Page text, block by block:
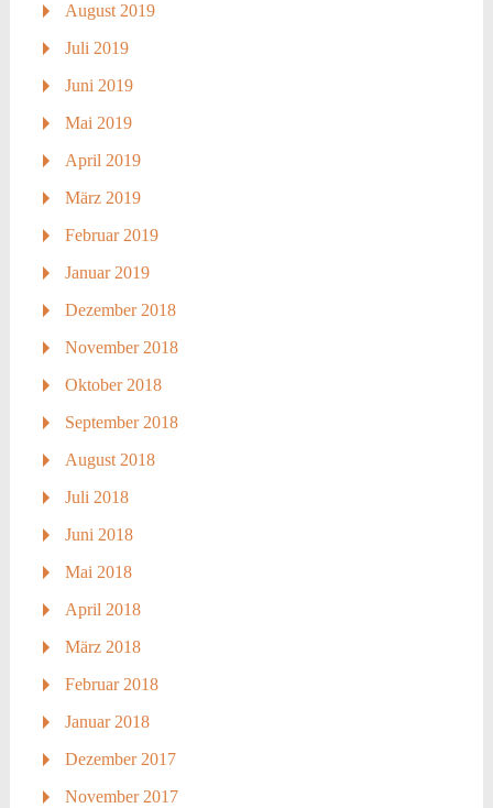
August 2019
Juli 2019
Juni 2019
Mai 2019
April 2019
März 2019
Februar 2019
Januar 2019
Dezember 2018
November 2018
Oktober 2018
September 2018
August 2018
Juli 2018
Juni 2018
Mai 2018
April 2018
März 2018
Februar 2018
Januar 2018
Dezember 2017
November 2017